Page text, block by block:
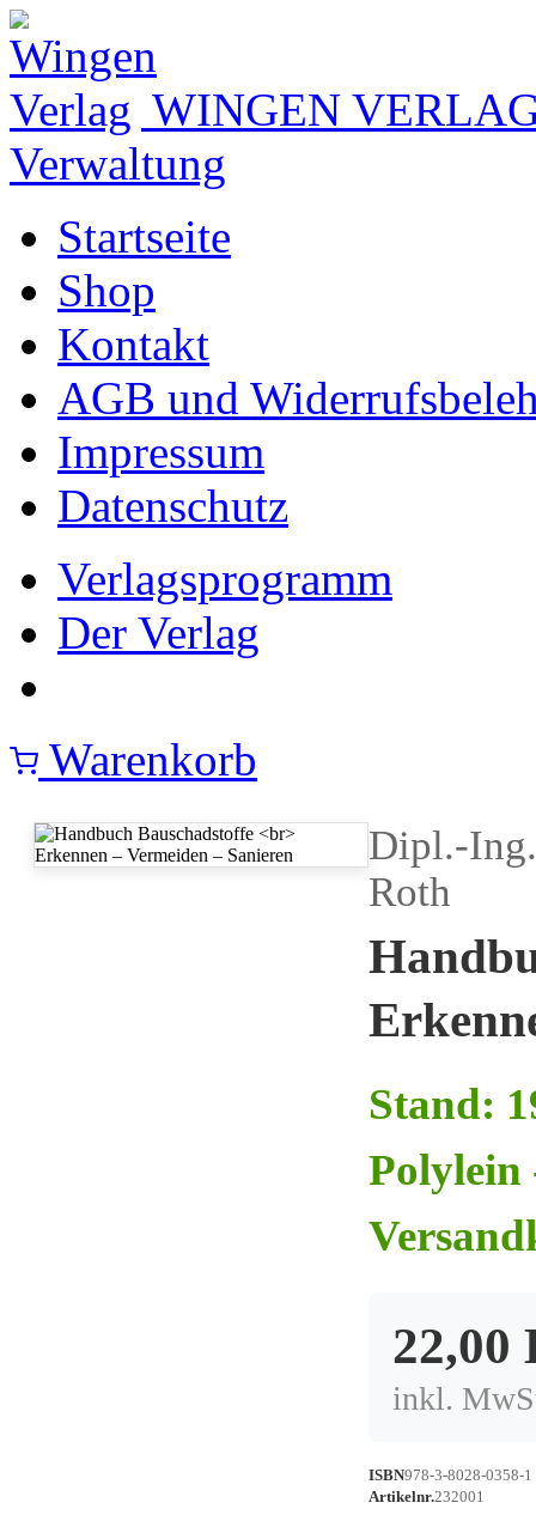
WINGEN
Verwaltung
Startseite
Shop
Kontakt
AGB und
Impressum
Datenschutz
Verlagsprogramm
Der Verlag
Warenkorb
Dipl.-
Roth
Stand:
Polylein
22,00
inkl.
ISBN978-3-8028-0358-1
Artikelnr.232001